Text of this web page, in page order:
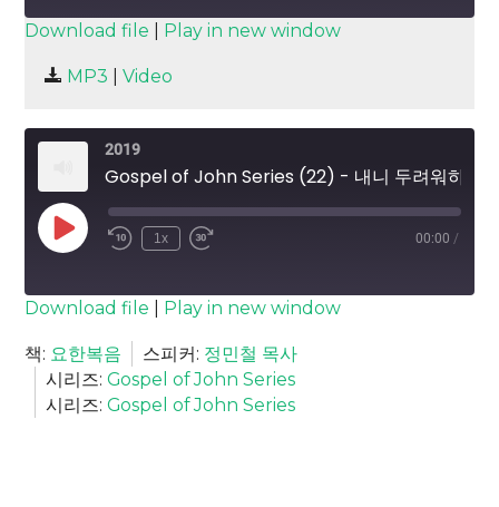
SUBSCRIBE
RSS FEED
SHARE
Download file Play in new window
MP3 Video
2019
Play
Episode
1x 00:00 /
SUBSCRIBE
RSS FEED
SHARE
LINK
Download file Play in new window
책: 요한복음 스피커: 정민철 목사
시리즈: Gospel of John Series
시리즈: Gospel of John Series